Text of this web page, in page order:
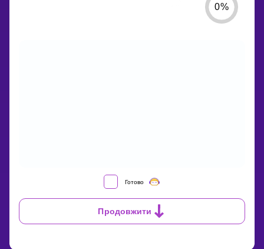
0%
ЦІЛЕ
У
Готово
Продовжити